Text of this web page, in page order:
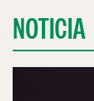
NOTICIA